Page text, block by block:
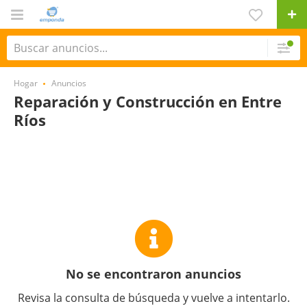
Hogar Anuncios
Reparación y Construcción en Entre
Ríos
No se encontraron anuncios
Revisa la consulta de búsqueda y vuelve a intentarlo.